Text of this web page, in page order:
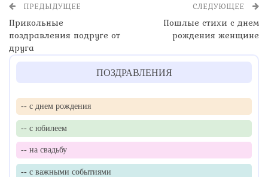
ПРЕДЫДУЩЕЕ
Прикольные
поздравления подруге от
друга
СЛЕДУЮЩЕЕ
Пошлые стихи с днем
рождения женщине
ПОЗДРАВЛЕНИЯ
-- с днем рождения
-- с юбилеем
-- на свадьбу
-- с важными событиями